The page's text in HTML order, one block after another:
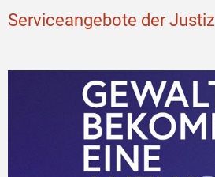
Serviceangebote der Justiz